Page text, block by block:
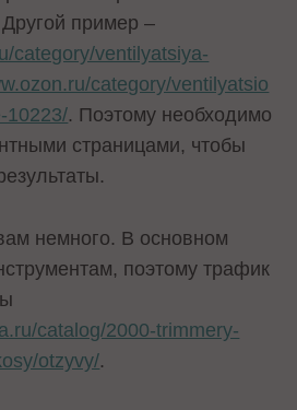
пример –
category/ventilyatsiya-
category/ventilyatsio
10223/. Поэтому необходимо
страницами, чтобы
немного. В основном
поэтому трафик
catalog/2000-trimmery-
otzyvy/.